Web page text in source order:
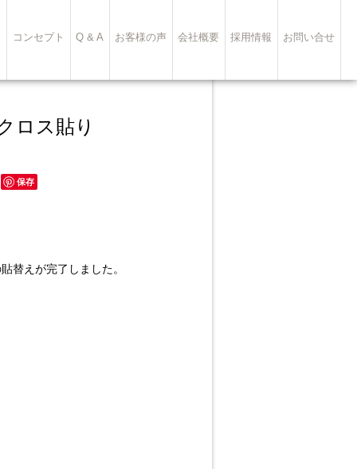
ロス貼り
保存
替えが完了しました。
コンセプト Q & A お客様の声 会社概要 採用情報 お問い合せ